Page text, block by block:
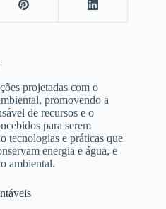
projetadas com o
promovendo a
de recursos e o
para serem
tecnologias e práticas que
energia e água, e
ambiental.